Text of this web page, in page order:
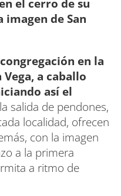
el cerro de su
de San
en la
a caballo
así el
salida de pendones,
localidad, ofrecen
con la imagen
a la primera
a ritmo de